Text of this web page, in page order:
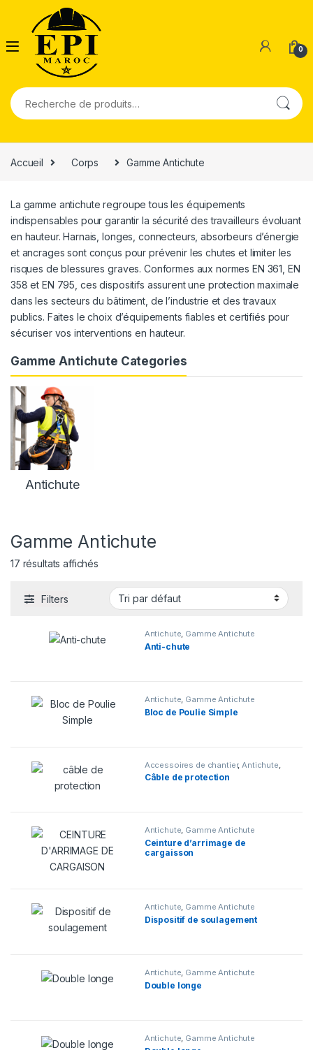
0
Recherche pour :
Accueil Corps Gamme Antichute
La gamme antichute regroupe tous les équipements
indispensables pour garantir la sécurité des travailleurs évoluant
en hauteur. Harnais, longes, connecteurs, absorbeurs d’énergie
et ancrages sont conçus pour prévenir les chutes et limiter les
risques de blessures graves. Conformes aux normes EN 361, EN
358 et EN 795, ces dispositifs assurent une protection maximale
dans les secteurs du bâtiment, de l’industrie et des travaux
publics. Faites le choix d’équipements fiables et certifiés pour
sécuriser vos interventions en hauteur.
Gamme Antichute Categories
Antichute
Gamme Antichute
17 résultats affichés
Filters
Antichute, Gamme Antichute
Anti-chute
Antichute Gamme Antichute
Bloc de Poulie Simple
Accessoires de chantier, Antichute
Gamme Antichute
Câble de protection
Antichute, Gamme Antichute
Ceinture d’arrimage de
cargaisson
Antichute, Gamme Antichute
Dispositif de soulagement
Antichute, Gamme Antichute
Double longe
Antichute, Gamme Antichute